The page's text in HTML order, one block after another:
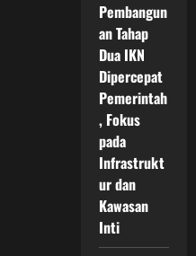
Pembangun
an Tahap
Dua IKN
Dipercepat
Pemerintah
, Fokus
pada
Infrastrukt
ur dan
Kawasan
Inti